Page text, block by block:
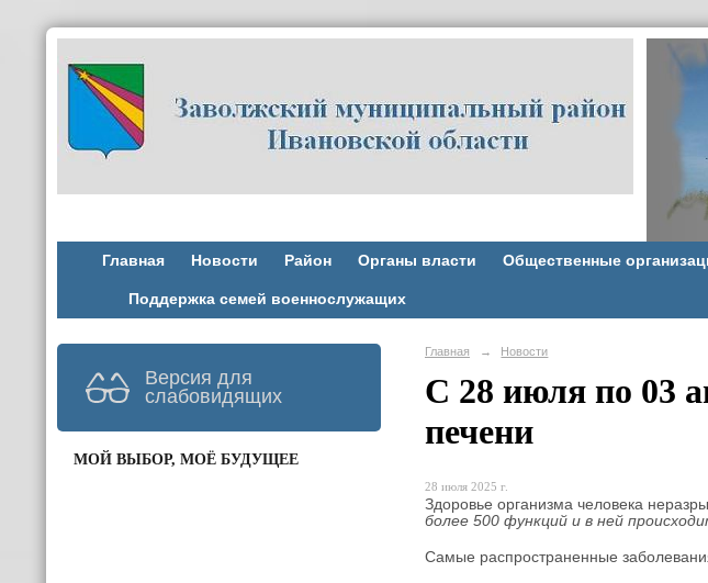
Главная Новости Район Органы власти Общественные
Поддержка семей военнослужащих
Версия для
слабовидящих
МОЙ ВЫБОР, МОЁ БУДУЩЕЕ
Главная → Новости
С 28 июля по 03
печени
28 июля 2025 г.
Здоровье организма человека
более 500 функций и в ней
Самые распространенные